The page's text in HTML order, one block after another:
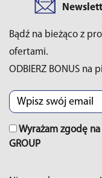
Bądź na bieżąco z
ofertami.
ODBIERZ BONUS na
Wyrażam zgodę
GROUP